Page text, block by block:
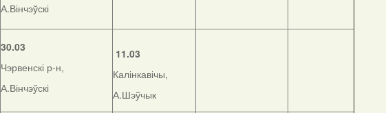
А.Вінчэўскі
30.03
Чэрвенскі р-н,
А.Вінчэўскі
11.03
Калінкавічы,
А.Шэўчык